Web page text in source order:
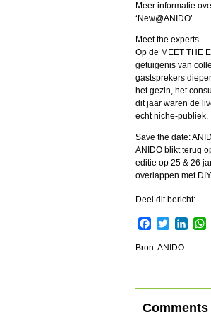
Meer informatie
‘New@ANIDO’.
Meet the experts
Op de MEET THE
getuigenis van
gastsprekers
het gezin, het
dit jaar waren de
echt niche-publiek.
Save the date:
ANIDO blikt terug
editie op 25 & 26
overlappen met
Deel dit bericht:
Facebook
Twitter
Bron: ANIDO
Comments